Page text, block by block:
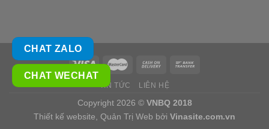
TIN TỨC LIÊN HỆ
Copyright 2026 © VNBQ 2018
Thiết kế website, Quản Trị Web bởi Vinasite.com.vn
CHAT ZALO
CHAT WECHAT